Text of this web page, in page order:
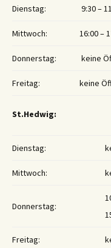
Dienstag: 9:30 –
Mittwoch: 16:00 –
Donnerstag: keine
Freitag: keine
St.Hedwig:
Dienstag:
Mittwoch:
Donnerstag:
Freitag: